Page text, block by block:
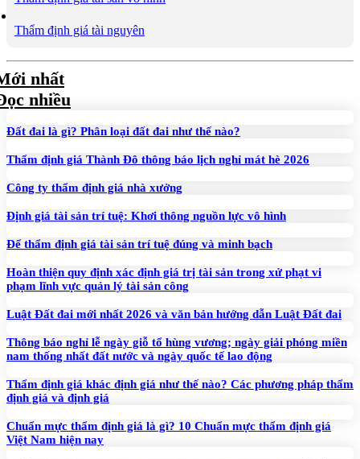
Thẩm định giá tài nguyên
nhất
nhiều
Đất đai là gì? Phân loại đất đai như thế nào?
Thẩm định giá Thành Đô thông báo lịch nghỉ mát hè 2026
Công ty thẩm định giá nhà xưởng
Định giá tài sản trí tuệ: Khơi thông nguồn lực vô hình
Để thẩm định giá tài sản trí tuệ đúng và minh bạch
Hoàn thiện quy định xác định giá trị tài sản trong xử phạt vi
phạm lĩnh vực quản lý tài sản công
Luật Đất đai mới nhất 2026 và văn bản hướng dẫn Luật Đất đai
Thông báo nghỉ lễ ngày giỗ tổ hùng vương; ngày giải phóng miền
nam thống nhất đất nước và ngày quốc tế lao động
Thẩm định giá khác định giá như thế nào? Các phương pháp thẩm
định giá và định giá
Chuẩn mực thẩm định giá là gì? 10 Chuẩn mực thẩm định giá
Việt Nam hiện nay